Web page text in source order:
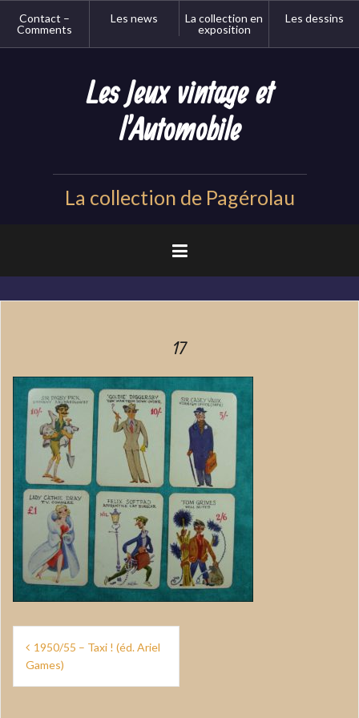
Contact –
Comments
Les news
La collection en
exposition
Les dessins
Les Jeux vintage et
l'Automobile
La collection de Pagérolau
17
Navigation
de
l’article
1950/55 – Taxi ! (éd. Ariel
Games)